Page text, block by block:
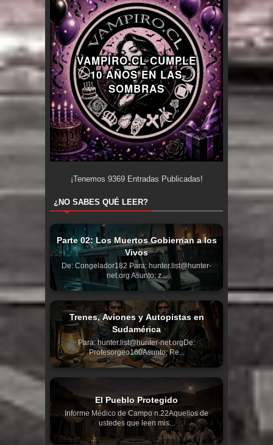
VAMPIRO.CL CUMPLE
10 AÑOS EN LAS
SOMBRAS
¡Tenemos 9369Entradas Publicadas!
¿NO SABES QUÉ LEER?
Parte 02: Los Muertos Gobiernan a los
Vivos
De: Congelador182 Para: hunter.list@hunter-
net.org Asunto: z...
Trenes, Aviones y Autopistas en
Sudamérica
Para: hunter.list@hunter-net.orgDe:
Profesorgeo160Asunto: Re...
El Pueblo Protegido
Informe Médico de Campo n.22Aquellos de
ustedes que leen mis...